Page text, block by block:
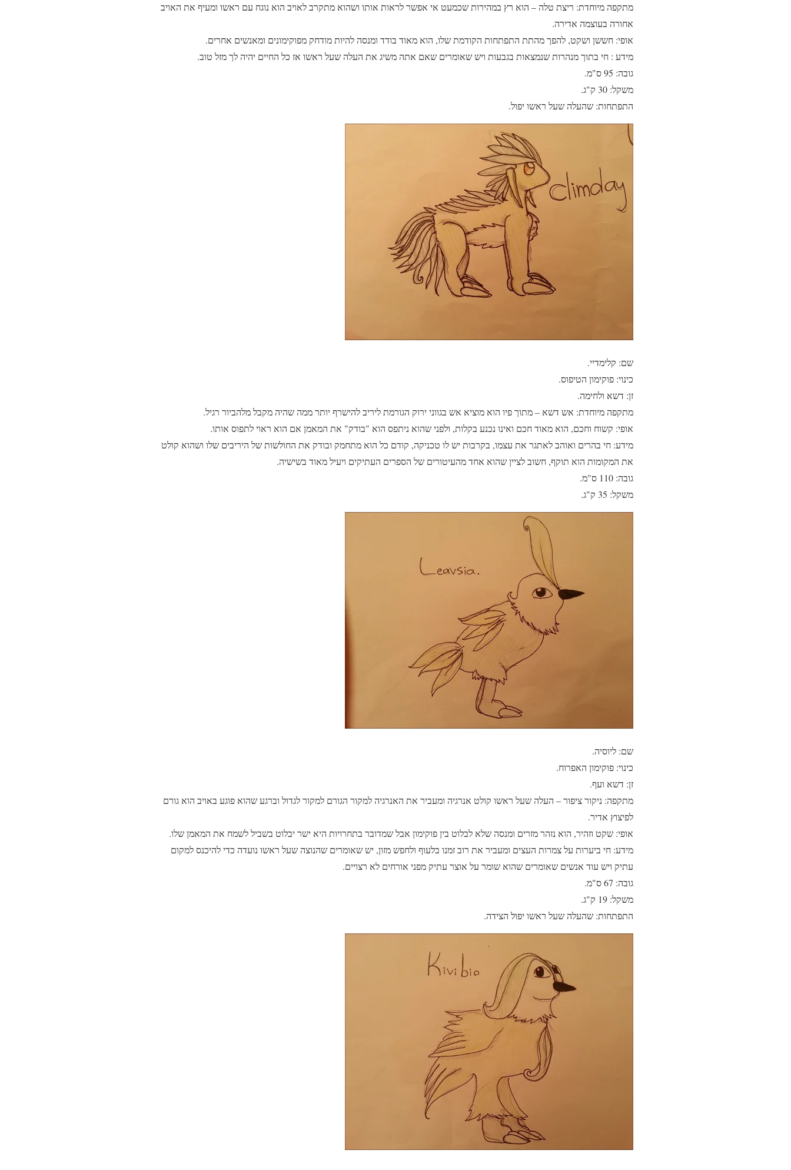
מתקפה מיוחדת: ריצת טלה – הוא רץ במהירות שכמעט אי אפשר לראות אותו ושהוא מתקרב לאויב הוא נוגח עם ראשו ומעיף את האויב
אחורה בעוצמה אדירה.
אופי: חששן ושקט, להפך מהתת התפתחות הקודמת שלו, הוא מאוד בודד ומנסה להיות מודחק מפוקימונים ומאנשים אחרים.
מידע : חי בתוך מנהרות שנמצאות בגבעות ויש שאומרים שאם אתה משיג את העלה שעל ראשו אז כל החיים יהיה לך מזל טוב.
גובה: 95 ס"מ.
משקל: 30 ק"ג.
התפתחות: שהעלה שעל ראשו יפול.
שם: קלימדיי.
כינוי: פוקימון הטיפוס.
זן: דשא ולחימה.
מתקפה מיוחדת: אש דשא – מתוך פיו הוא מוציא אש בגווני ירוק הגורמת ליריב להישרף יותר ממה שהיה מקבל מלהביור רגיל.
אופי: קשוח וחכם, הוא מאוד חכם ואינו נכנע בקלות, ולפני שהוא ניתפס הוא "בודק" את המאמן אם הוא ראוי לתפוס אותו.
מידע: חי בהרים ואוהב לאתגר את עצמו, בקרבות יש לו טכניקה, קודם כל הוא מתחמק ובודק את החולשות של היריבים שלו ושהוא קולט
את המקומות הוא תוקף, חשוב לציין שהוא אחד מהעיטורים של הספרים העתיקים ויעיל מאוד בשישיה.
גובה: 110 ס"מ.
משקל: 35 ק"ג.
שם: ליוסיה.
כינוי: פוקימון האפרוח.
זן: דשא ועף.
מתקפה: ניקור ציפור – העלה שעל ראשו קולט אנרגיה ומעביר את האנרגיה למקור הגורם למקור לגדול וברגע שהוא פוגע באויב הוא גורם
לפיצוץ אדיר.
אופי: שקט וזהיר, הוא נזהר מזרים ומנסה שלא לבלוט בין פוקימון אבל שמדובר בתחרויות היא ישר יבלוט בשביל לשמח את המאמן שלו.
מידע: חי ביערות על צמרות העצים ומעביר את רוב זמנו בלעוף ולחפש מזון, יש שאומרים שהנוצה שעל ראשו נועדה כדי להיכנס למקום
עתיק ויש עוד אנשים שאומרים שהוא שומר על אוצר עתיק מפני אורחים לא רצויים.
גובה: 67 ס"מ.
משקל: 19 ק"ג.
התפתחות: שהעלה שעל ראשו יפול הצידה.